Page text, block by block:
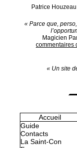
Patrice Houzeau
« Parce que,
Magicien
commentaires
« Un site
Accueil
Guide
Contacts
La Saint-Con